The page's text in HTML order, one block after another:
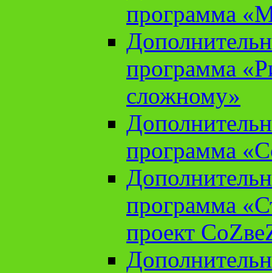
программа
программа
сложному»
программа
программа
проект